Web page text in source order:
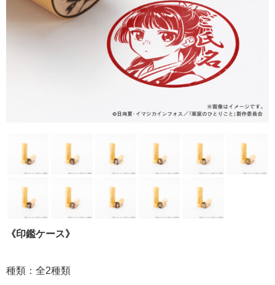
《印鑑ケース》
種類：全2種類